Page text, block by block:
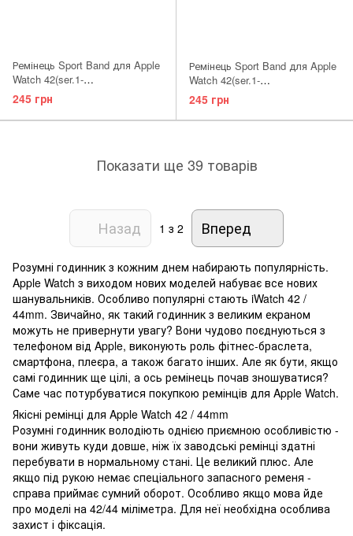
Ремінець Sport Band для Apple
Watch 42(ser.1-
3)/44/45/46/49mm (S/M) Marine
Green
245 грн
Ремінець Sport Band для Apple
Watch 42(ser.1-
3)/44/45/46/49mm (S/M) Flash
245 грн
Показати ще 39 товарів
Назад 1 з 2 Вперед
Розумні годинник з кожним днем ​​набирають популярність.
Apple Watch з виходом нових моделей набуває все нових
шанувальників. Особливо популярні стають iWatch 42 /
44mm. Звичайно, як такий годинник з великим екраном
можуть не привернути увагу? Вони чудово поєднуються з
телефоном від Apple, виконують роль фітнес-браслета,
смартфона, плеєра, а також багато інших. Але як бути, якщо
самі годинник ще цілі, а ось ремінець почав зношуватися?
Саме час потурбуватися покупкою ремінців для Apple Watch.
Якісні ремінці для Apple Watch 42 / 44mm
Розумні годинник володіють однією приємною особливістю -
вони живуть куди довше, ніж їх заводські ремінці здатні
перебувати в нормальному стані. Це великий плюс. Але
якщо під рукою немає спеціального запасного ременя -
справа приймає сумний оборот. Особливо якщо мова йде
про моделі на 42/44 міліметра. Для неї необхідна особлива
захист і фіксація.